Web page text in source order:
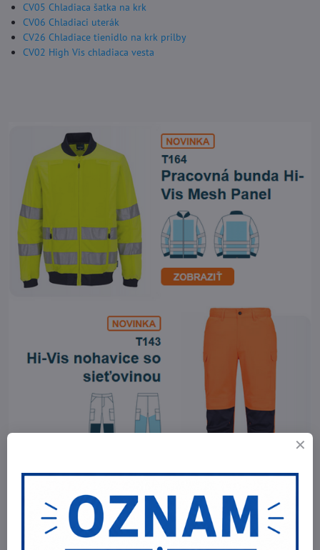
CV05 Chladiaca šatka na krk
CV06 Chladiaci uterák
CV26 Chladiace tienidlo na krk prilby
CV02 High Vis chladiaca vesta